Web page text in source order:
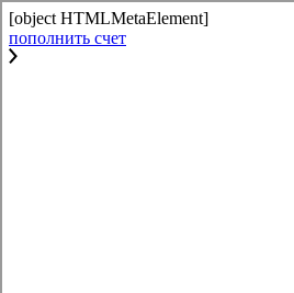
[object HTMLMetaElement]
пополнить счет